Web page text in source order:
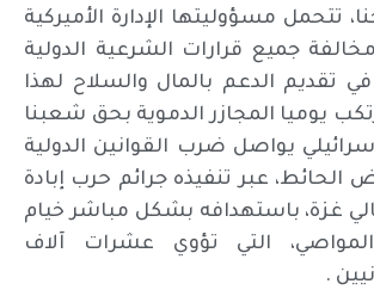
تتحمل مسؤوليتها الإدارة الأميركية
جميع قرارات الشرعية الدولية
تقديم الدعم بالمال والسلاح لهذا
يوميا المجازر الدموية بحق شعبنا
يواصل ضرب القوانين الدولية
الحائط، عبر تنفيذه جرائم حرب إبادة
غزة، باستهدافه بشكل مباشر خيام
التي تؤوي عشرات آلاف
.